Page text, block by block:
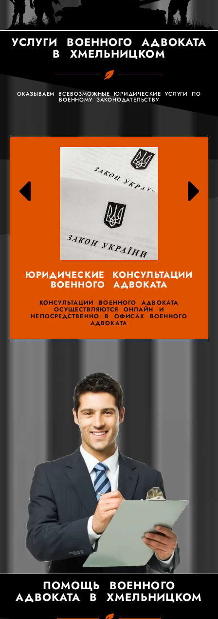
УСЛУГИ ВОЕННОГО АДВОКАТА
В ХМЕЛЬНИЦКОМ
ОКАЗЫВАЕМ ВСЕВОЗМОЖНЫЕ ЮРИДИЧЕСКИЕ УСЛУГИ ПО
ВОЕННОМУ ЗАКОНОДАТЕЛЬСТВУ
ЮРИДИЧЕСКИЕ КОНСУЛЬТАЦИИ
ВОЕННОГО АДВОКАТА
КОНСУЛЬТАЦИИ ВОЕННОГО АДВОКАТА
ОСУЩЕСТВЛЯЮТСЯ ОНЛАЙН И
НЕПОСРЕДСТВЕННО В ОФИСАХ ВОЕННОГО
АДВОКАТА
ПОМОЩЬ ВОЕННОГО
АДВОКАТА В ХМЕЛЬНИЦКОМ